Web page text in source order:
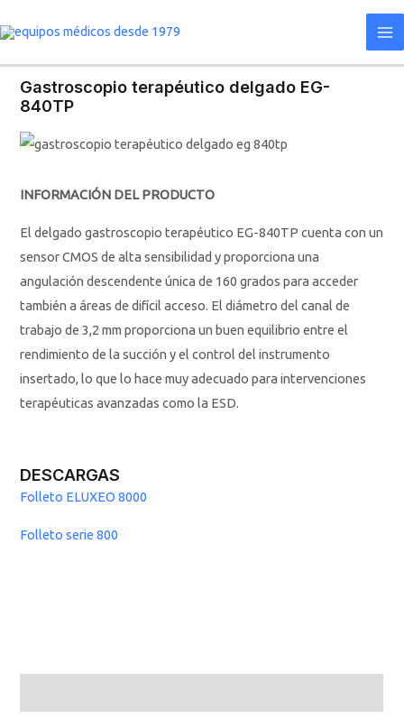
al
Gastroscopio terapéutico delgado EG-
840TP
INFORMACIÓN DEL PRODUCTO
El delgado gastroscopio terapéutico EG-840TP cuenta con un
sensor CMOS de alta sensibilidad y proporciona una
angulación descendente única de 160 grados para acceder
también a áreas de difícil acceso. El diámetro del canal de
trabajo de 3,2 mm proporciona un buen equilibrio entre el
rendimiento de la succión y el control del instrumento
insertado, lo que lo hace muy adecuado para intervenciones
terapéuticas avanzadas como la ESD.
DESCARGAS
Folleto ELUXEO 8000
Folleto serie 800